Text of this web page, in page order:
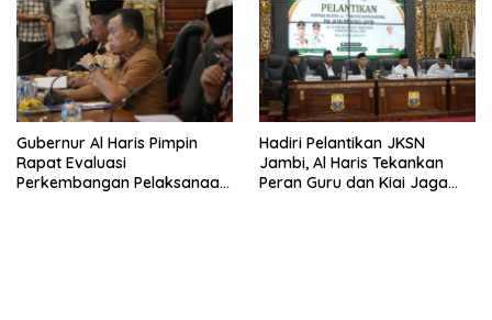
Gubernur Al Haris Pimpin
Rapat Evaluasi
Perkembangan Pelaksanaan
Hadiri Pelantikan JKSN
Jambi, Al Haris Tekankan
Peran Guru dan Kiai Jaga